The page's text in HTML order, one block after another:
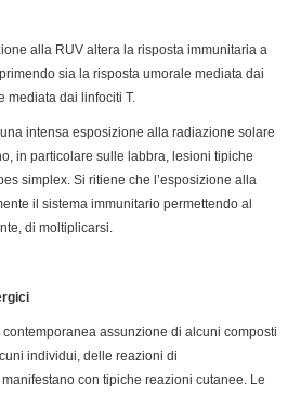
alla RUV altera la risposta immunitaria a
sia la risposta umorale mediata dai
mediata dai linfociti T.
intensa esposizione alla radiazione solare
in particolare sulle labbra, lesioni tipiche
simplex. Si ritiene che l’esposizione alla
il sistema immunitario permettendo al
di moltiplicarsi.
contemporanea assunzione di alcuni composti
individui, delle reazioni di
con tipiche reazioni cutanee. Le